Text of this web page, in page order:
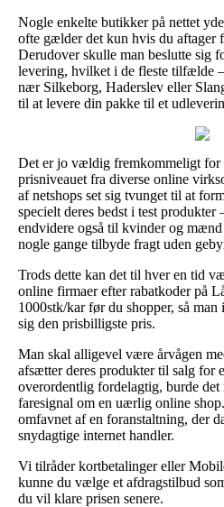
Nogle enkelte butikker på nettet
ofte gælder det kun hvis du aftager
Derudover skulle man beslutte sig
levering, hvilket i de fleste tilfælde
nær Silkeborg, Haderslev eller
til at levere din pakke til et
Det er jo vældig fremkommeligt for
prisniveauet fra diverse online
af netshops set sig tvunget til at
specielt deres bedst i test
endvidere også til kvinder og
nogle gange tilbyde fragt uden
Trods dette kan det til hver en tid
online firmaer efter rabatkoder på
1000stk/kar før du shopper, så
sig den prisbilligste pris.
Man skal alligevel være årvågen
afsætter deres produkter til salg for
overordentlig fordelagtig, burde det
faresignal om en uærlig online
omfavnet af en foranstaltning, der
snydagtige internet handler.
Vi tilråder kortbetalinger eller
kunne du vælge et afdragstilbud
du vil klare prisen senere.